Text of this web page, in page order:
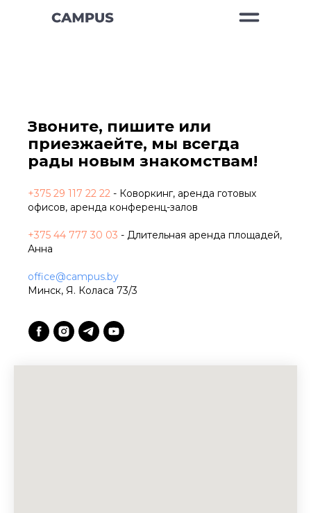
Звоните, пишите или
приезжаейте, мы всегда
рады новым знакомствам!
+375 29 117 22 22 - Коворкинг, аренда готовых
офисов, аренда конференц-залов
+375 44 777 30 03 - Длительная аренда площадей,
Анна
office@campus.by
Минск, Я. Коласа 73/3